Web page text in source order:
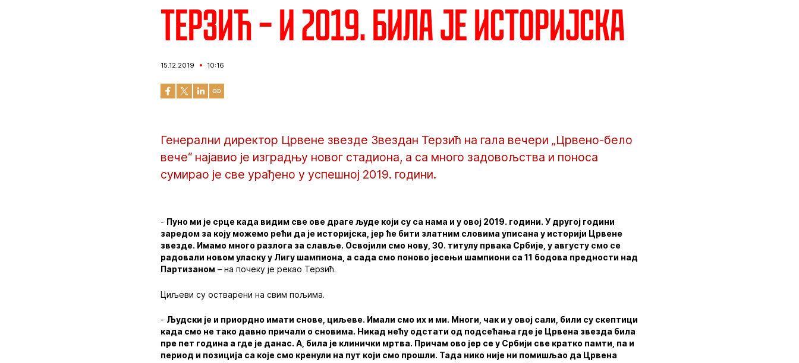
Терзић – И 2019. била је историјска
15.12.2019 10:16
Генерални директор Црвене звезде Звездан Терзић на гала вечери „Црвено-бело
вече“ најавио је изградњу новог стадиона, а са много задовољства и поноса
сумирао је све урађено у успешној 2019. години.
- Пуно ми је срце када видим све ове драге људе који су са нама и у овој 2019. години. У другој години
заредом за коју можемо рећи да је историјска, јер ће бити златним словима уписана у историји Црвене
звезде. Имамо много разлога за славље. Освојили смо нову, 30. титулу првака Србије, у августу смо се
радовали новом уласку у Лигу шампиона, а сада смо поново јесењи шампиони са 11 бодова предности над
Партизаном – на почеку је рекао Терзић.
Циљеви су остварени на свим пољима.
- Људски је и приордно имати снове, циљеве. Имали смо их и ми. Многи, чак и у овој сали, били су скептици
када смо не тако давно причали о сновима. Никад нећу одстати од подсећања где је Црвена звезда била
пре пет година а где је данас. А, била је клинички мртва. Причам ово јер се у Србији све кратко памти, па и
период и позиција са које смо кренули на пут који смо прошли. Тада нико није ни помишљао да Црвена